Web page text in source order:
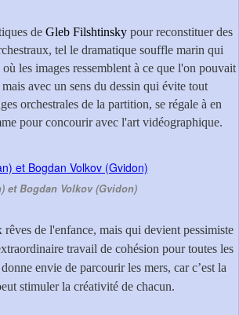
de Gleb Filshtinsky pour reconstituer des
tel le dramatique souffle marin qui
les images ressemblent à ce que l'on pouvait
avec un sens du dessin qui évite tout
orchestrales de la partition, se régale à en
pour concourir avec l'art vidéographique.
et Bogdan Volkov (Gvidon)
de l'enfance, mais qui devient pessimiste
travail de cohésion pour toutes les
envie de parcourir les mers, car c’est la
stimuler la créativité de chacun.